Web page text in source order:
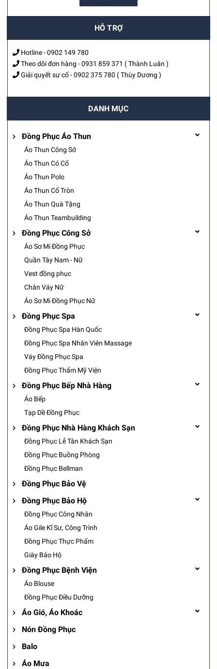
HỖ TRỢ
Hotline -0902 149 780
Theo dõi đơn hàng -0931 859 371 ( Thành Luân )
Giải quyết sự cố -0902 375 780 ( Thùy Dương )
DANH MỤC
Đồng Phục Áo Thun
Áo Thun Công Sở
Áo Thun Có Cổ
Áo Thun Polo
Áo Thun Cổ Tròn
Áo Thun Quà Tặng
Áo Thun Teambuilding
Đồng Phục Công Sở
Áo Sơ Mi Đồng Phục
Quần Tây Nam - Nữ
Vest đồng phục
Chân Váy Nữ
Áo Sơ Mi Đồng Phục Nữ
Đồng Phục Spa
Đồng Phục Spa Hàn Quốc
Đồng Phục Spa Nhân Viên Massage
Váy Đồng Phục Spa
Đồng Phục Thẩm Mỹ Viện
Đồng Phục Bếp Nhà Hàng
Áo Bếp
Tạp Dề Đồng Phục
Đồng Phục Nhà Hàng Khách Sạn
Đồng Phục Lễ Tân Khách Sạn
Đồng Phục Buồng Phòng
Đồng Phục Bellman
Đồng Phục Bảo Vệ
Đồng Phục Bảo Hộ
Đồng Phục Công Nhân
Áo Gile Kĩ Sư, Công Trình
Đồng Phục Thực Phẩm
Giày Bảo Hộ
Đồng Phục Bệnh Viện
Áo Blouse
Đồng Phục Điều Dưỡng
Áo Gió, Áo Khoác
Nón Đồng Phục
Balo
Áo Mưa